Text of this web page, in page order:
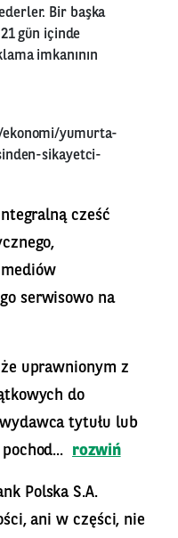
Bir başka
21 gün içinde
imkanının
yumurta-
sikayetci-
cześć
serwisowo na
uprawnionym z
do
tytułu lub
rozwiń
Polska S.A.
ani w części, nie